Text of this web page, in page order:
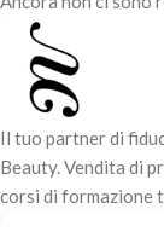
Il tuo partner di
Beauty. Vendita di
corsi di formazione